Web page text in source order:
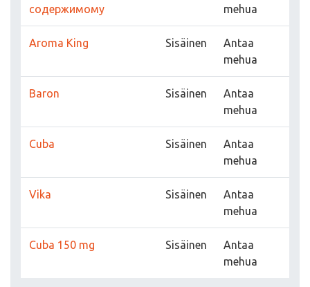
содержимому
mehua
Aroma King Sisäinen
Antaa
mehua
Baron Sisäinen
Antaa
mehua
Cuba Sisäinen
Antaa
mehua
Vika Sisäinen
Antaa
mehua
Cuba 150 mg Sisäinen
Antaa
mehua